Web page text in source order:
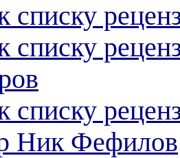
списку
списку
списку
Ник Фефилов